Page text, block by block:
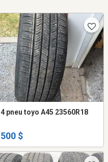
4 pneu toyo A45 23560R18
500 $